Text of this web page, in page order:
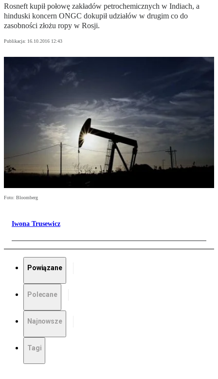
Rosneft kupił połowę zakładów petrochemicznych w Indiach, a
hinduski koncern ONGC dokupił udziałów w drugim co do
zasobności złożu ropy w Rosji.
Publikacja: 16.10.2016 12:43
Foto: Bloomberg
Iwona Trusewicz
Powiązane
Polecane
Najnowsze
Tagi